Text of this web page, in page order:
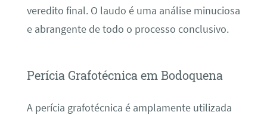
veredito final. O laudo é uma análise minuciosa
e abrangente de todo o processo conclusivo.
Perícia Grafotécnica em Bodoquena
A perícia grafotécnica é amplamente utilizada